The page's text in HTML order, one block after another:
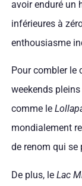
avoir enduré un
inférieures à
enthousiasme
Pour combler le
weekends
comme le
mondialement
de renom qui se
De plus, le Lac